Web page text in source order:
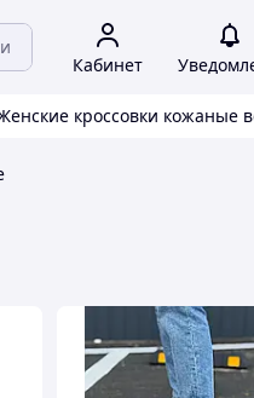
Кабинет
кроссовки кожаные